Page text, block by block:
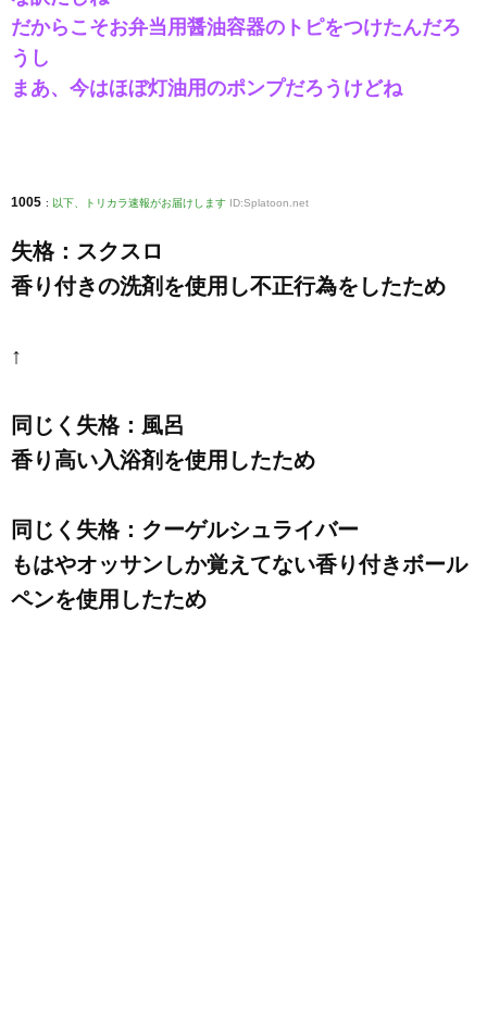
だからこそお弁当用醤油容器のトピをつけたんだろ
うし
まあ、今はほぼ灯油用のポンプだろうけどね
1005 : 以下、トリカラ速報がお届けします ID:Splatoon.net
失格：スクスロ
香り付きの洗剤を使用し不正行為をしたため
↑
同じく失格：風呂
香り高い入浴剤を使用したため
同じく失格：クーゲルシュライバー
もはやオッサンしか覚えてない香り付きボール
ペンを使用したため